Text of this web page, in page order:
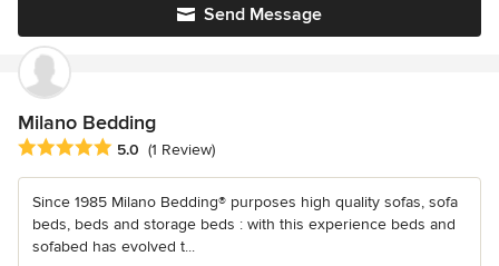
Send Message
Milano Bedding
Average rating: 5 out of 5 stars
5.0 (1 Review)
Since 1985 Milano Bedding® purposes high quality sofas, sofa
beds, beds and storage beds : with this experience beds and
sofabed has evolved t...